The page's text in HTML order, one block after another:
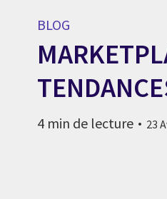
BLOG
4 min de lecture 23